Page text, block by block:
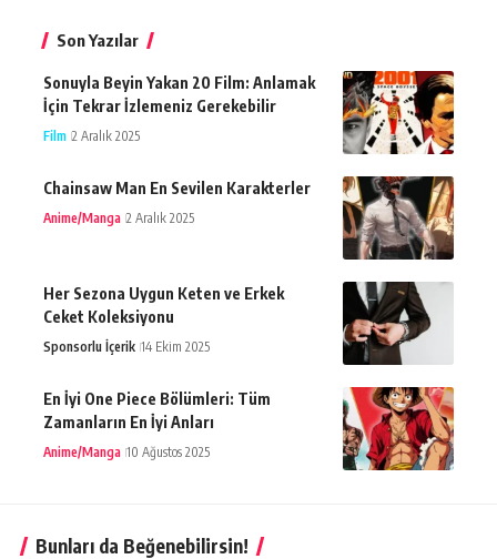
Son Yazılar
Sonuyla Beyin Yakan 20 Film: Anlamak
İçin Tekrar İzlemeniz Gerekebilir
Film 2 Aralık 2025
Chainsaw Man En Sevilen Karakterler
Anime/Manga 2 Aralık 2025
Her Sezona Uygun Keten ve Erkek
Ceket Koleksiyonu
Sponsorlu İçerik 14 Ekim 2025
En İyi One Piece Bölümleri: Tüm
Zamanların En İyi Anları
Anime/Manga 10 Ağustos 2025
Bunları da Beğenebilirsin!